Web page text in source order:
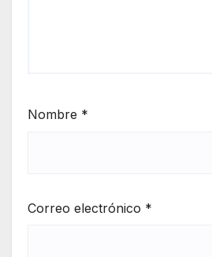
Nombre *
Correo electrónico *